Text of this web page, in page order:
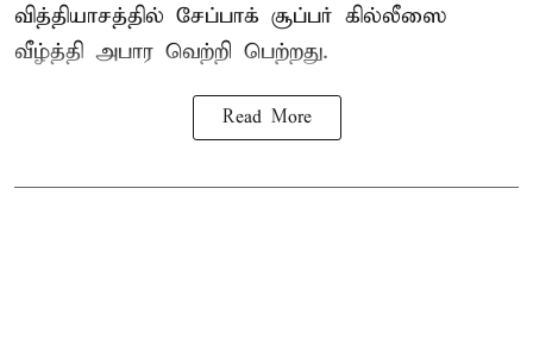
வித்தியாசத்தில் சேப்பாக் சூப்பர் கில்லீஸை
வீழ்த்தி அபார வெற்றி பெற்றது.
Read More